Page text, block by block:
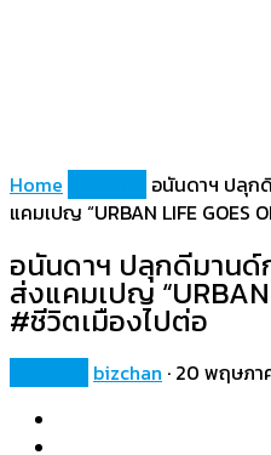
Home
อนันดาฯ ปลุก
แคมเปญ “URBAN LIFE GOES
อนันดาฯ ปลุกดีมานด์
ส่งแคมเปญ “URBAN
#ชีวิตเมืองไปต่อ
bizchan · 20 พฤษภา